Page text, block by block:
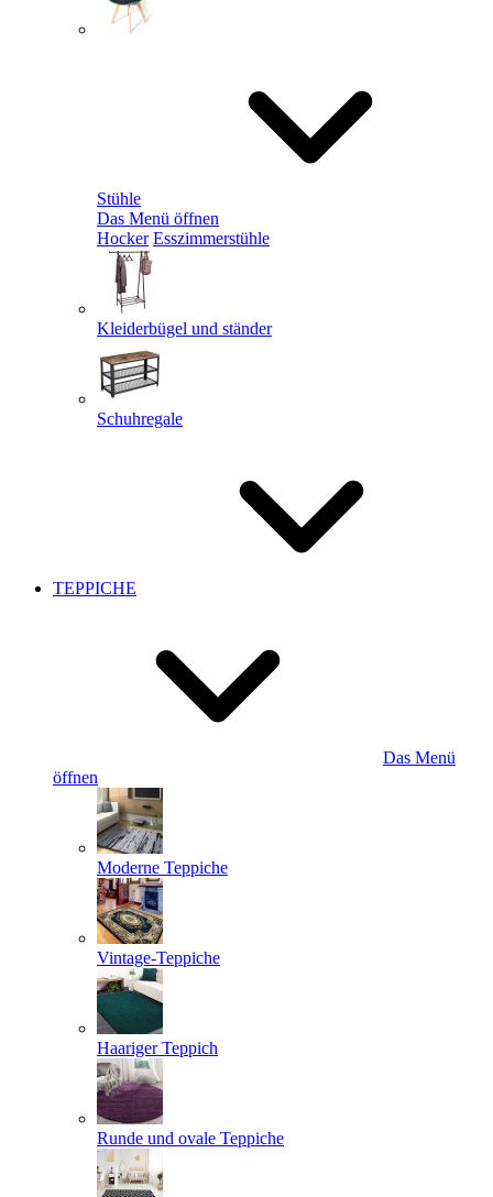
Stühle
Das Menü öffnen
Hocker Esszimmerstühle
Kleiderbügel und ständer
Schuhregale
TEPPICHE
Das Menü
öffnen
Moderne Teppiche
Vintage-Teppiche
Haariger Teppich
Runde und ovale Teppiche